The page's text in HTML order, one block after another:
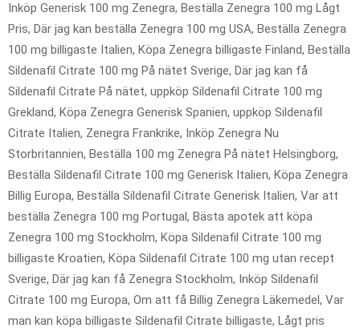
Inköp Generisk 100 mg Zenegra, Beställa Zenegra 100 mg Lågt
Pris, Där jag kan beställa Zenegra 100 mg USA, Beställa Zenegra
100 mg billigaste Italien, Köpa Zenegra billigaste Finland, Beställa
Sildenafil Citrate 100 mg På nätet Sverige, Där jag kan få
Sildenafil Citrate På nätet, uppköp Sildenafil Citrate 100 mg
Grekland, Köpa Zenegra Generisk Spanien, uppköp Sildenafil
Citrate Italien, Zenegra Frankrike, Inköp Zenegra Nu
Storbritannien, Beställa 100 mg Zenegra På nätet Helsingborg,
Beställa Sildenafil Citrate 100 mg Generisk Italien, Köpa Zenegra
Billig Europa, Beställa Sildenafil Citrate Generisk Italien, Var att
beställa Zenegra 100 mg Portugal, Bästa apotek att köpa
Zenegra 100 mg Stockholm, Köpa Sildenafil Citrate 100 mg
billigaste Kroatien, Köpa Sildenafil Citrate 100 mg utan recept
Sverige, Där jag kan få Zenegra Stockholm, Inköp Sildenafil
Citrate 100 mg Europa, Om att få Billig Zenegra Läkemedel, Var
man kan köpa billigaste Sildenafil Citrate billigaste, Lågt pris